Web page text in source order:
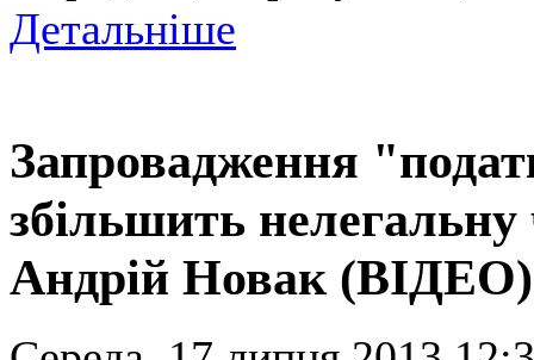
Детальніше
Запровадження
збільшить
Андрій Новак (ВІДЕО)